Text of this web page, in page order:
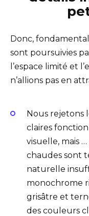
Donc,
sont poursuivies
l’espace limité et
n’allions pas en
Nous rejetons
claires
visuelle, mais
chaudes sont
naturelle
monochrome
grisâtre et
des couleurs